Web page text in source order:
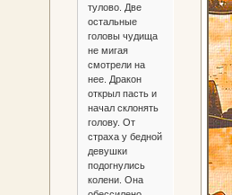
тулово. Две
остальные
головы чудища
не мигая
смотрели на
нее. Дракон
открыл пасть и
начал склонять
голову. От
страха у бедной
девушки
подогнулись
колени. Она